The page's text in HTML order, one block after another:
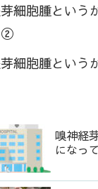
細胞腫という
②
細胞腫という
嗅神経
になっ